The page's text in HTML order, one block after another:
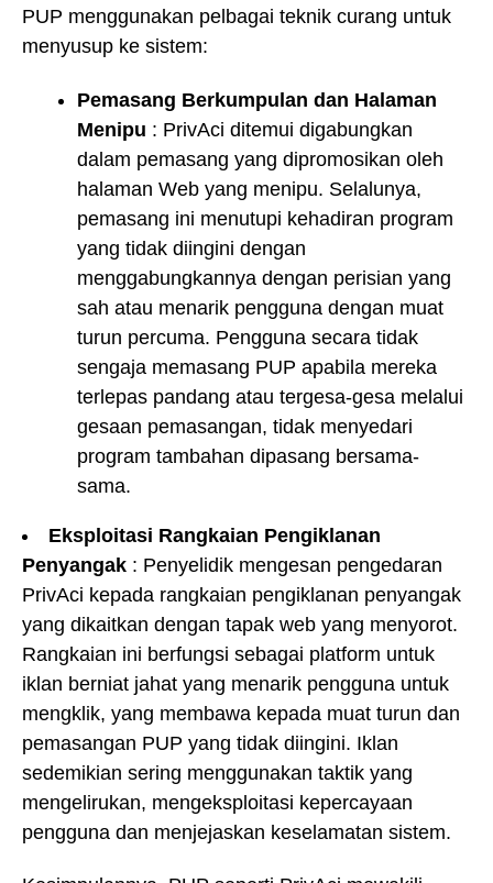
PUP menggunakan pelbagai teknik curang untuk
menyusup ke sistem:
Pemasang Berkumpulan dan Halaman
Menipu : PrivAci ditemui digabungkan
dalam pemasang yang dipromosikan oleh
halaman Web yang menipu. Selalunya,
pemasang ini menutupi kehadiran program
yang tidak diingini dengan
menggabungkannya dengan perisian yang
sah atau menarik pengguna dengan muat
turun percuma. Pengguna secara tidak
sengaja memasang PUP apabila mereka
terlepas pandang atau tergesa-gesa melalui
gesaan pemasangan, tidak menyedari
program tambahan dipasang bersama-
sama.
Eksploitasi Rangkaian Pengiklanan
Penyangak : Penyelidik mengesan pengedaran
PrivAci kepada rangkaian pengiklanan penyangak
yang dikaitkan dengan tapak web yang menyorot.
Rangkaian ini berfungsi sebagai platform untuk
iklan berniat jahat yang menarik pengguna untuk
mengklik, yang membawa kepada muat turun dan
pemasangan PUP yang tidak diingini. Iklan
sedemikian sering menggunakan taktik yang
mengelirukan, mengeksploitasi kepercayaan
pengguna dan menjejaskan keselamatan sistem.